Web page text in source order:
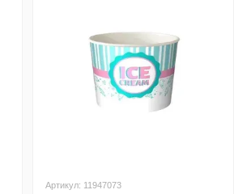
Артикул: 11947073